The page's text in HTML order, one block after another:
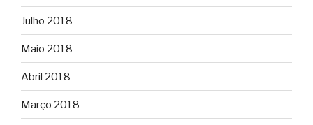
Julho 2018
Maio 2018
Abril 2018
Março 2018